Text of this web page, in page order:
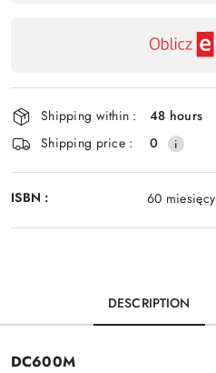
Shipping within :
48 hours
Shipping price :
0
ISBN : 60 miesięcy
DESCRIPTION
DC600M